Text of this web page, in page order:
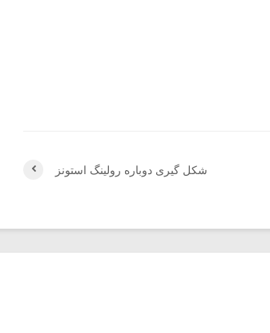
شکل گیری دوباره رولینگ استونز